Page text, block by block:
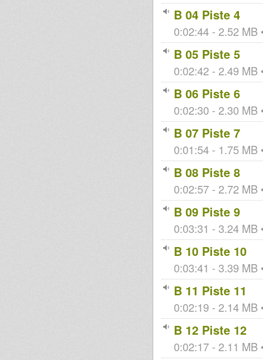
B 04 Piste 4
0:02:44 - 2.52 MB
B 05 Piste 5
0:02:42 - 2.49 MB
B 06 Piste 6
0:02:30 - 2.30 MB
B 07 Piste 7
0:01:54 - 1.75 MB
B 08 Piste 8
0:02:57 - 2.72 MB
B 09 Piste 9
0:03:31 - 3.24 MB
B 10 Piste 10
0:03:41 - 3.39 MB
B 11 Piste 11
0:02:19 - 2.14 MB
B 12 Piste 12
0:02:17 - 2.11 MB